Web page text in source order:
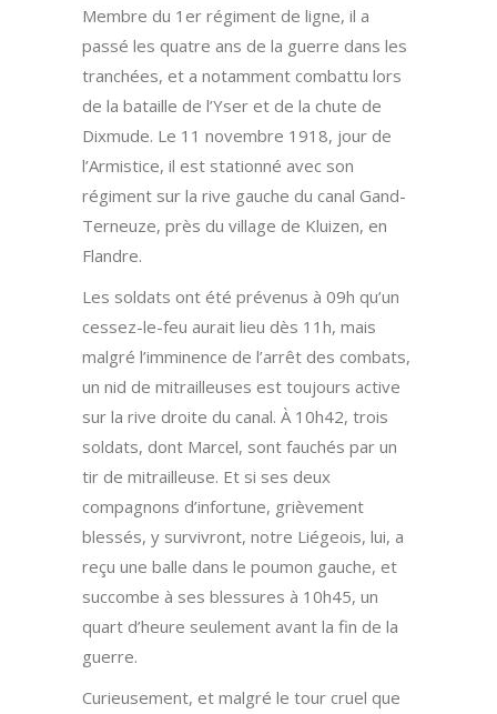
Membre du 1er régiment de ligne, il a
passé les quatre ans de la guerre dans les
tranchées, et a notamment combattu lors
de la bataille de l’Yser et de la chute de
Dixmude. Le 11 novembre 1918, jour de
l’Armistice, il est stationné avec son
régiment sur la rive gauche du canal Gand-
Terneuze, près du village de Kluizen, en
Flandre.
Les soldats ont été prévenus à 09h qu’un
cessez-le-feu aurait lieu dès 11h, mais
malgré l’imminence de l’arrêt des combats,
un nid de mitrailleuses est toujours active
sur la rive droite du canal. À 10h42, trois
soldats, dont Marcel, sont fauchés par un
tir de mitrailleuse. Et si ses deux
compagnons d’infortune, grièvement
blessés, y survivront, notre Liégeois, lui, a
reçu une balle dans le poumon gauche, et
succombe à ses blessures à 10h45, un
quart d’heure seulement avant la fin de la
guerre.
Curieusement, et malgré le tour cruel que